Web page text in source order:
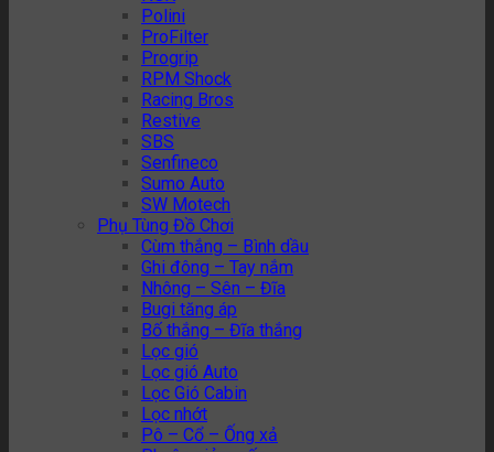
Polini
ProFilter
Progrip
RPM Shock
Racing Bros
Restive
SBS
Senfineco
Sumo Auto
SW Motech
Phụ Tùng Đồ Chơi
Cùm thắng – Bình dầu
Ghi đông – Tay nắm
Nhông – Sên – Đĩa
Bugi tăng áp
Bố thắng – Đĩa thắng
Lọc gió
Lọc gió Auto
Lọc Gió Cabin
Lọc nhớt
Pô – Cổ – Ống xả